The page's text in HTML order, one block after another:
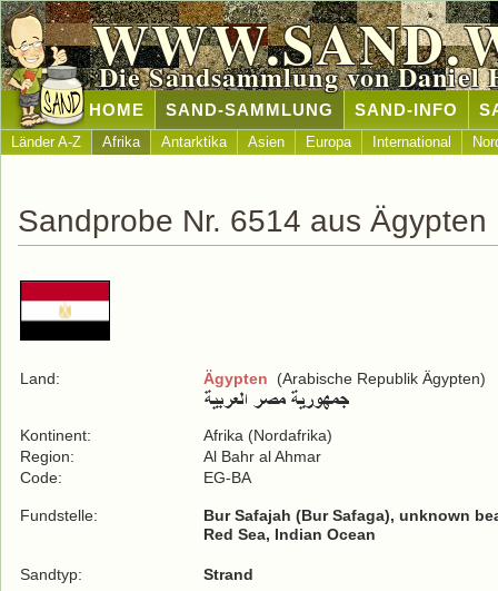
Die Sandsammlung von Daniel
HOME SAND-SAMMLUNG SAND-INFO
Länder A-Z Afrika Antarktika Asien Europa International
Sandprobe Nr. 6514 aus Ägypten
Land: Ägypten (Arabische Republik Ägypten)
Kontinent:
Afrika (Nordafrika)
Region:
Al Bahr al Ahmar
Code:
EG-BA
Fundstelle:
Bur Safajah (Bur Safaga), unknown
Red Sea, Indian Ocean
Sandtyp: Strand